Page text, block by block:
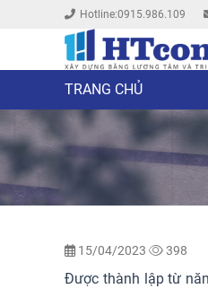
Hotline:0915.986.109
TRANG CHỦ
15/04/2023 398
Được thành lập từ